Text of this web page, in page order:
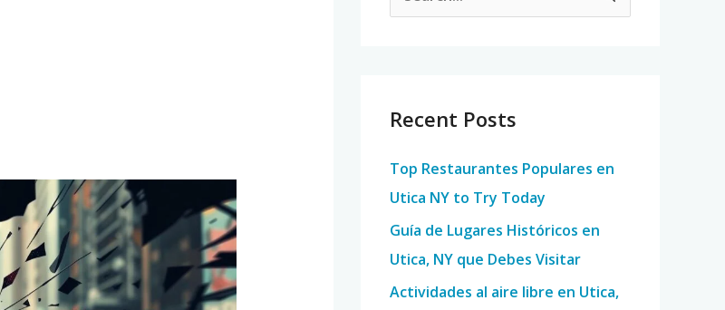
c
f
o
r
:
Recent Posts
Top Restaurantes Populares en
Utica NY to Try Today
Guía de Lugares Históricos en
Utica, NY que Debes Visitar
Actividades al aire libre en Utica,